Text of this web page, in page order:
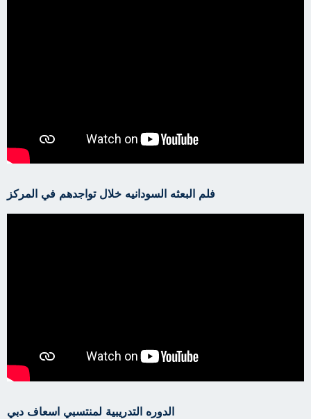
فلم البعثه السودانيه خلال تواجدهم في المركز
الدوره التدريبية لمنتسبي اسعاف دبي